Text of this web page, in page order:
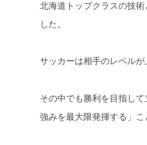
北海道トップクラスの技
した。
サッカーは相手のレベル
その中でも勝利を目指し
強みを最大限発揮する」こ